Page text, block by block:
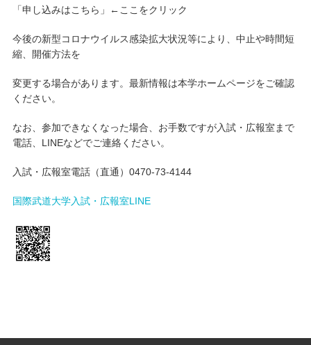
「申し込みはこちら」←ここをクリック
今後の新型コロナウイルス感染拡大状況等により、中止や時間短
縮、開催方法を
変更する場合があります。最新情報は本学ホームページをご確認
ください。
なお、参加できなくなった場合、お手数ですが入試・広報室まで
電話、LINEなどでご連絡ください。
入試・広報室電話（直通）0470-73-4144
国際武道大学入試・広報室LINE